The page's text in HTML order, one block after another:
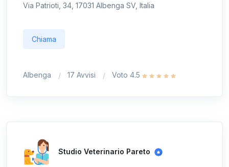
Via Patrioti, 34, 17031 Albenga SV, Italia
Chiama
Albenga 17 Avvisi Voto 4.5
Studio Veterinario Pareto